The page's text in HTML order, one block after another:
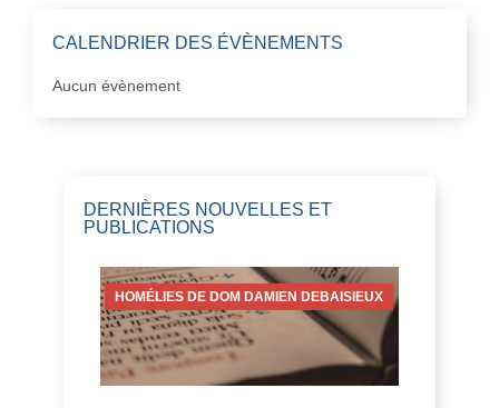
CALENDRIER DES ÉVÈNEMENTS
Aucun évènement
DERNIÈRES NOUVELLES ET
PUBLICATIONS
HOMÉLIES DE DOM DAMIEN DEBAISIEUX